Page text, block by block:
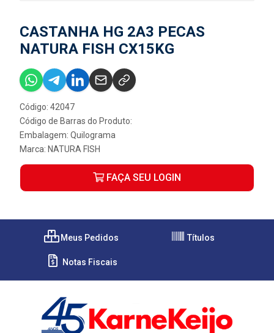
CASTANHA HG 2A3 PECAS
NATURA FISH CX15KG
Código: 42047
Código de Barras do Produto:
Embalagem: Quilograma
Marca: NATURA FISH
FAÇA SEU LOGIN
Meus Pedidos Títulos
Notas Fiscais